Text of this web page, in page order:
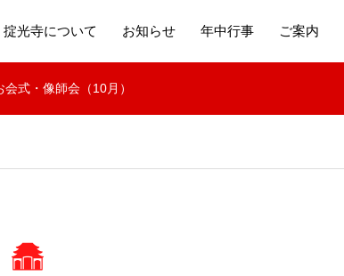
掟光寺について お知らせ 年中行事 ご案内
会式・像師会（10月）